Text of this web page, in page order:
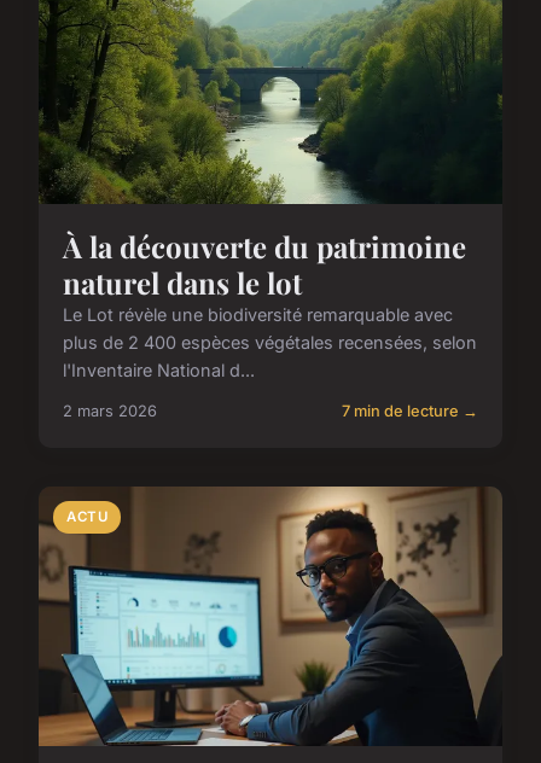
À la découverte du patrimoine
naturel dans le lot
Le Lot révèle une biodiversité remarquable avec
plus de 2 400 espèces végétales recensées, selon
l'Inventaire National d...
2 mars 2026 7 min de lecture →
ACTU